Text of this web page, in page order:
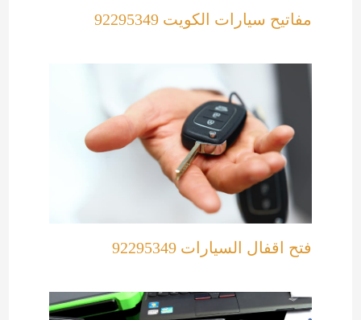
مفاتيح سيارات الكويت 92295349
فتح اقفال السيارات 92295349